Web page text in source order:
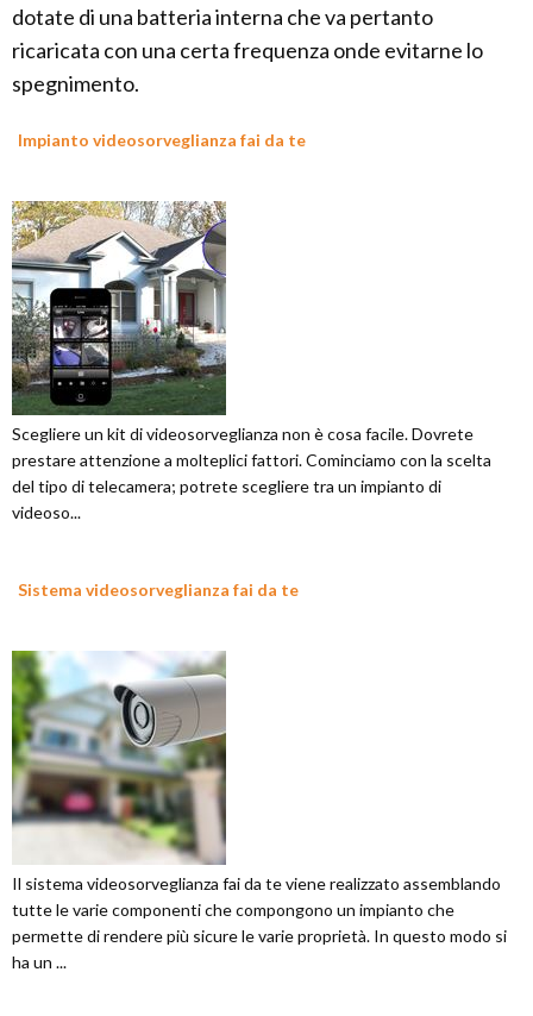
dotate di una batteria interna che va pertanto
ricaricata con una certa frequenza onde evitarne lo
spegnimento.
Impianto videosorveglianza fai da te
Scegliere un kit di videosorveglianza non è cosa facile. Dovrete
prestare attenzione a molteplici fattori. Cominciamo con la scelta
del tipo di telecamera; potrete scegliere tra un impianto di
videoso...
Sistema videosorveglianza fai da te
Il sistema videosorveglianza fai da te viene realizzato assemblando
tutte le varie componenti che compongono un impianto che
permette di rendere più sicure le varie proprietà. In questo modo si
ha un ...